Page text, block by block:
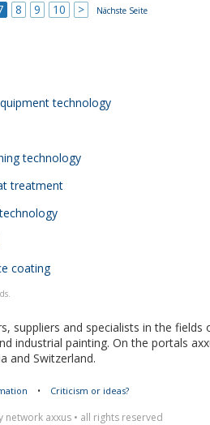
8 9 10 > Nächste Seite
technology
technology
treatment
coating
suppliers and specialists in the
industrial painting. On the portals
and Switzerland.
• Criticism or ideas?
network axxus • all rights reserved